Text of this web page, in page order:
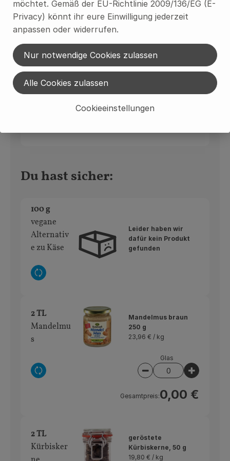
Gesamtpreis:3,24 €
Auswahl ändern
Rosinen, 50 g
Artikelanzahl
Du hast sicher:
100 g
vegane
Alternativ
e zu Käse
Auswahl ändern
Leider haben wir
dafür kein Produkt
gefunden
2 TL
Mandelmu
s
Auswahl ändern
Mandelmus braun
250 g
23,96 € / kg
Glas
Artikelanzahl
Gesamtpreis:0,00 €
2 TL
Kürbisker
geröstete
Kürbiskerne, 50 g
19,80 € / kg
möchtet. Gemäß der EU-Richtlinie 2009/136/EG (E-
Privacy) könnt ihr eure Einwilligung jederzeit
anpassen oder widerrufen.
Cookieeinstellungen
Nur notwendige Cookies zulassen
Alle Cookies zulassen